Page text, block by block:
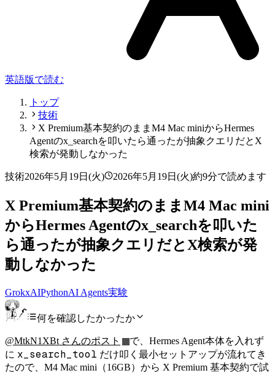
英語版で読む
トップ
技術
X Premium基本契約のままM4 Mac miniからHermes
Agentのx_searchを叩いたら通ったが抽象クエリだとX
検索が発動しなかった
技術2026年5月19日(火) 2026年5月19日(火)約9分で読めます
X Premium基本契約のままM4 Mac mini
からHermes Agentのx_searchを叩いた
ら通ったが抽象クエリだとX検索が発
動しなかった
GrokxAIPythonAI Agents実験
何を確認したかったか
@MtkN1XBt さんのポスト
で、Hermes Agent本体を入れず
に x_search_tool だけ叩く最小セットアップが流れてき
たので、M4 Mac mini（16GB）から X Premium 基本契約で試